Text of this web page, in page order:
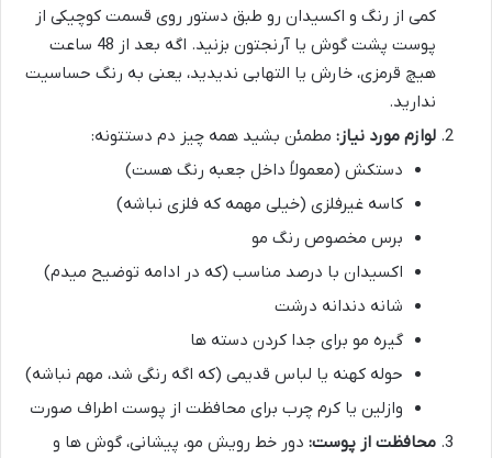
کمی از رنگ و اکسیدان رو طبق دستور روی قسمت کوچیکی از
پوست پشت گوش یا آرنجتون بزنید. اگه بعد از 48 ساعت
هیچ قرمزی، خارش یا التهابی ندیدید، یعنی به رنگ حساسیت
ندارید.
لوازم مورد نیاز: مطمئن بشید همه چیز دم دستتونه:
دستکش (معمولاً داخل جعبه رنگ هست)
کاسه غیرفلزی (خیلی مهمه که فلزی نباشه)
برس مخصوص رنگ مو
اکسیدان با درصد مناسب (که در ادامه توضیح میدم)
شانه دندانه درشت
گیره مو برای جدا کردن دسته ها
حوله کهنه یا لباس قدیمی (که اگه رنگی شد، مهم نباشه)
وازلین یا کرم چرب برای محافظت از پوست اطراف صورت
محافظت از پوست: دور خط رویش مو، پیشانی، گوش ها و